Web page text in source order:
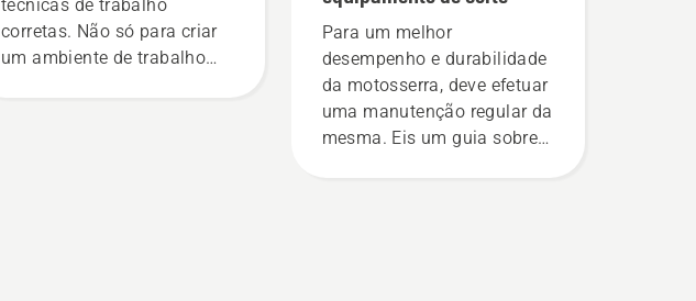
técnicas de trabalho
corretas. Não só para criar
um ambiente de trabalho
Para um melhor
desempenho e durabilidade
da motosserra, deve efetuar
uma manutenção regular da
mesma. Eis um guia sobre